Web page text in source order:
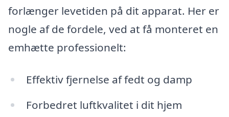
forlænger levetiden på dit apparat. Her er
nogle af de fordele, ved at få monteret en
emhætte professionelt:
Effektiv fjernelse af fedt og damp
Forbedret luftkvalitet i dit hjem